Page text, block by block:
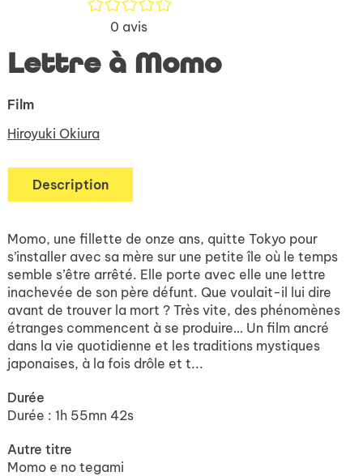
0 avis
Lettre à Momo
Film
Hiroyuki Okiura
Description
Momo, une fillette de onze ans, quitte Tokyo pour
s’installer avec sa mère sur une petite île où le temps
semble s’être arrêté. Elle porte avec elle une lettre
inachevée de son père défunt. Que voulait-il lui dire
avant de trouver la mort ? Très vite, des phénomènes
étranges commencent à se produire… Un film ancré
dans la vie quotidienne et les traditions mystiques
japonaises, à la fois drôle et t...
Durée
Durée : 1h 55mn 42s
Autre titre
Momo e no tegami